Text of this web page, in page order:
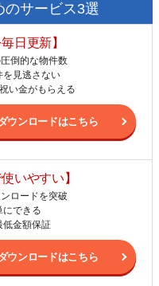
のサービス3選
日更新】
倒的な物件数
を見逃さない
い金がもらえる
ウンロードはこちら
いやすい】
ロードを突破
にできる
低金額保証
ウンロードはこちら